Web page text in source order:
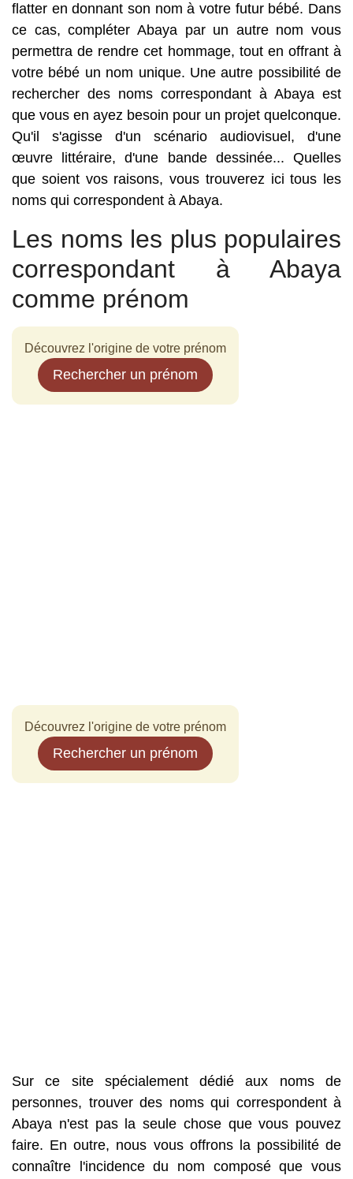
flatter en donnant son nom à votre futur bébé. Dans
ce cas, compléter Abaya par un autre nom vous
permettra de rendre cet hommage, tout en offrant à
votre bébé un nom unique. Une autre possibilité de
rechercher des noms correspondant à Abaya est
que vous en ayez besoin pour un projet quelconque.
Qu'il s'agisse d'un scénario audiovisuel, d'une
œuvre littéraire, d'une bande dessinée... Quelles
que soient vos raisons, vous trouverez ici tous les
noms qui correspondent à Abaya.
Les noms les plus populaires
correspondant à Abaya
comme prénom
Découvrez l'origine de votre prénom
Rechercher un prénom
Découvrez l'origine de votre prénom
Rechercher un prénom
Sur ce site spécialement dédié aux noms de
personnes, trouver des noms qui correspondent à
Abaya n'est pas la seule chose que vous pouvez
faire. En outre, nous vous offrons la possibilité de
connaître l'incidence du nom composé que vous